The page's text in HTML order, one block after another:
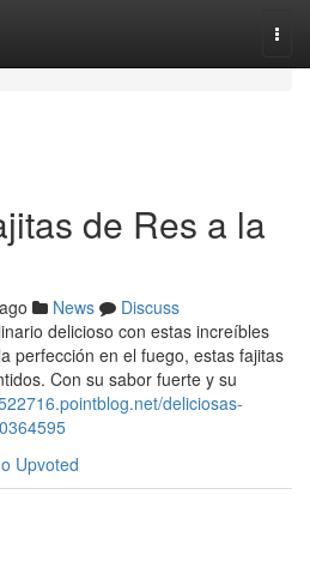
de Res a la
News
Discuss
delicioso con estas increíbles
perfección en el fuego, estas fajitas
Con su sabor fuerte y su
deliciosas-
Upvoted